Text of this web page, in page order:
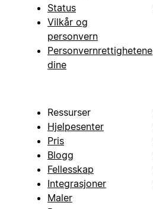
Status
Vilkår og
personvern
Personvernrettighetene
dine
Ressurser
Hjelpesenter
Pris
Blogg
Fellesskap
Integrasjoner
Maler